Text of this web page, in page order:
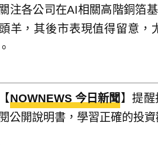
注各公司在AI相關高階銅箔
羊，其後市表現值得留意，
NOWNEWS 今日新聞】提
公開說明書，學習正確的投